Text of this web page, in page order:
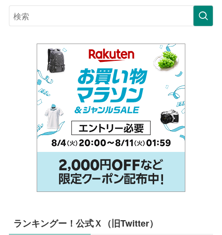
ランキングー！公式Ｘ（旧Twitter）